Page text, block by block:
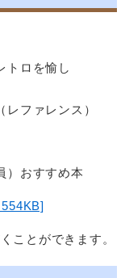
ロを愉し
ファレンス）
）おすすめ本
ことができます。